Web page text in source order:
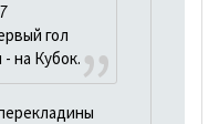
гол
на Кубок.